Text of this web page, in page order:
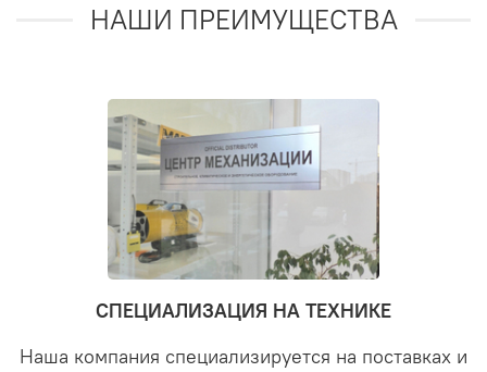
НАШИ ПРЕИМУЩЕСТВА
СПЕЦИАЛИЗАЦИЯ НА ТЕХНИКЕ
Наша компания специализируется на поставках и